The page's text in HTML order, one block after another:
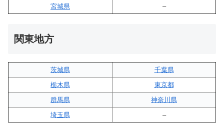
宮城県
–
関東地方
茨城県
千葉県
栃木県
東京都
群馬県
神奈川県
埼玉県
–